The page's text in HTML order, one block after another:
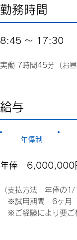
勤務時間
8:45 ～ 17:30
実働 7時間45分（お昼
給与
年俸制
年俸
（支払方法：年俸の1/
※試用期間 6ヶ月
※ ご経験により要ご